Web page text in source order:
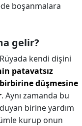
boşanmalara
gelir?
Rüyada kendi dişini
patavatsız
düşmesine
. Aynı zamanda bu
birine yardım
kurup onun